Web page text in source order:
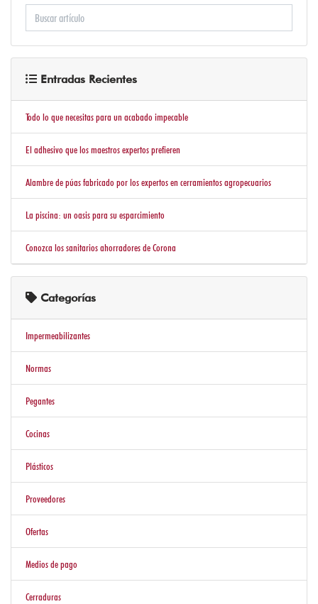
ADHESIVOS
IMPERMEABILIZANTES
CEMENTOS
PERFILERIA
ALUMINIO
Y
ACCESORIOS
BAÑOS
PISOS
PAREDES
DECORADOS
HERRAMIENTAS
Ofertas
Otras
Opciones
Entradas Recientes
Todo lo que necesitas para un acabado impecable
El adhesivo que los maestros expertos prefieren
Alambre de púas fabricado por los expertos en cerramientos agropecuarios
La piscina: un oasis para su esparcimiento
Conozca los sanitarios ahorradores de Corona
Categorías
Impermeabilizantes
Normas
Pegantes
Cocinas
Plásticos
Proveedores
Ofertas
Medios de pago
Cerraduras